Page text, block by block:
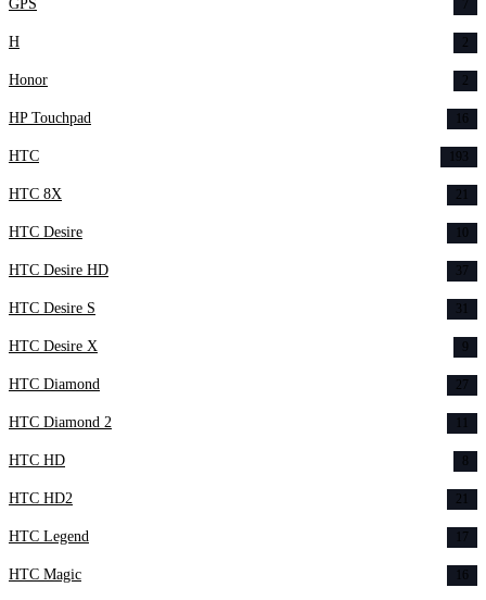
GPS 7
H 2
Honor 2
HP Touchpad 16
HTC 193
HTC 8X 21
HTC Desire 10
HTC Desire HD 37
HTC Desire S 31
HTC Desire X 9
HTC Diamond 27
HTC Diamond 2
HTC HD 8
HTC HD2 21
HTC Legend 17
HTC Magic 16